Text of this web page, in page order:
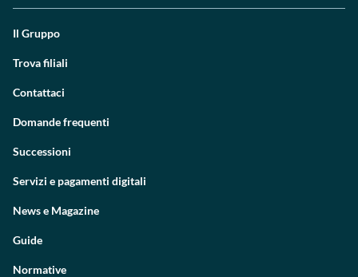
Il Gruppo
Trova filiali
Contattaci
Domande frequenti
Successioni
Servizi e pagamenti digitali
News e Magazine
Guide
Normative